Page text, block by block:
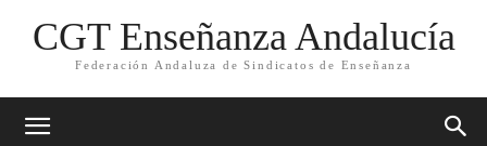
CGT Enseñanza Andalucía
Federación Andaluza de Sindicatos de Enseñanza